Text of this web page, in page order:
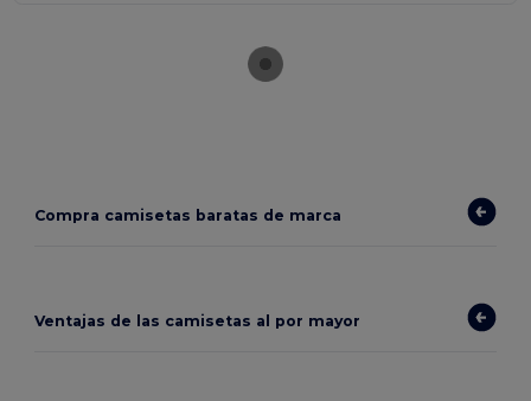
Compra camisetas baratas de marca
Ventajas de las camisetas al por mayor